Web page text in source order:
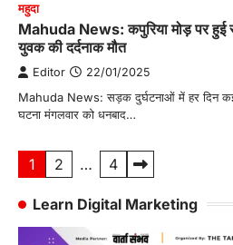
महुदा
Mahuda News: कपुरिया मोड़ पर हुई
युवक की दर्दनाक मौत
Editor 22/01/2025
Mahuda News: सड़क दुर्घटनाओं में हर दिन
घटना मंगलवार को धनबाद…
Posts
1 2 … 4
Learn Digital Marketing